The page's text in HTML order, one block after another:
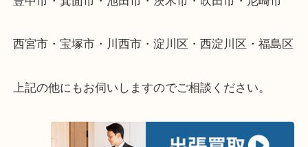
さい。
・エリア紹介
※下記エリアはご依頼が多いエリアです。